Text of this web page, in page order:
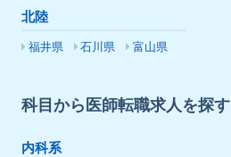
北陸
福井県 石川県 富山県
科目から医師転職求人を探す
内科系